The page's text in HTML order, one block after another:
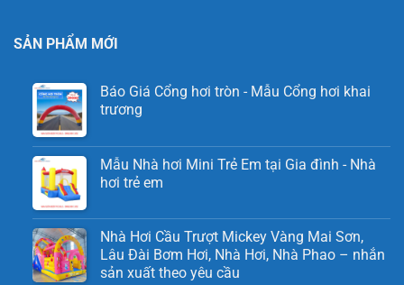
SẢN PHẨM MỚI
Báo Giá Cổng hơi tròn - Mẫu Cổng hơi khai
trương
Mẫu Nhà hơi Mini Trẻ Em tại Gia đình - Nhà
hơi trẻ em
Nhà Hơi Cầu Trượt Mickey Vàng Mai Sơn,
Lâu Đài Bơm Hơi, Nhà Hơi, Nhà Phao – nhắn
sản xuất theo yêu cầu